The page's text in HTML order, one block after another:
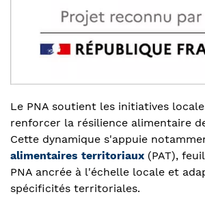
Le PNA soutient les initiatives
renforcer la résilience alimentaire
Cette dynamique s'appuie
alimentaires territoriaux (PAT),
PNA ancrée à l'échelle locale et
spécificités territoriales.